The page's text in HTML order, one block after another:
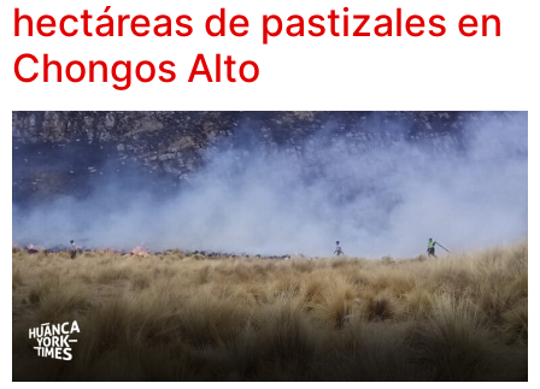
hectáreas de pastizales en
Chongos Alto